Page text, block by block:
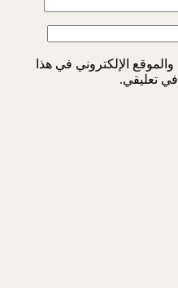
الإلكتروني في هذا
في تعليقي.